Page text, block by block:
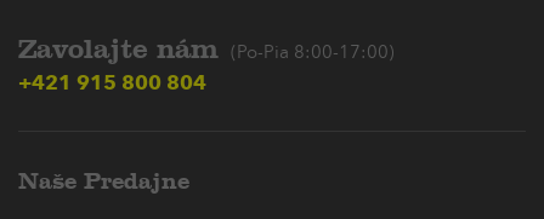
Zavolajte nám (Po-Pia 8:00-17:00)
+421 915 800 804
Naše Predajne